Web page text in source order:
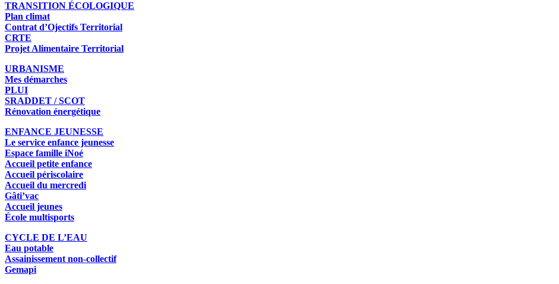
TRANSITION ÉCOLOGIQUE
Plan climat
Contrat d’Ojectifs Territorial
CRTE
Projet Alimentaire Territorial
URBANISME
Mes démarches
PLUI
SRADDET / SCOT
Rénovation énergétique
ENFANCE JEUNESSE
Le service enfance jeunesse
Espace famille iNoé
Accueil petite enfance
Accueil périscolaire
Accueil du mercredi
Gâti’vac
Accueil jeunes
École multisports
CYCLE DE L’EAU
Eau potable
Assainissement non-collectif
Gemapi